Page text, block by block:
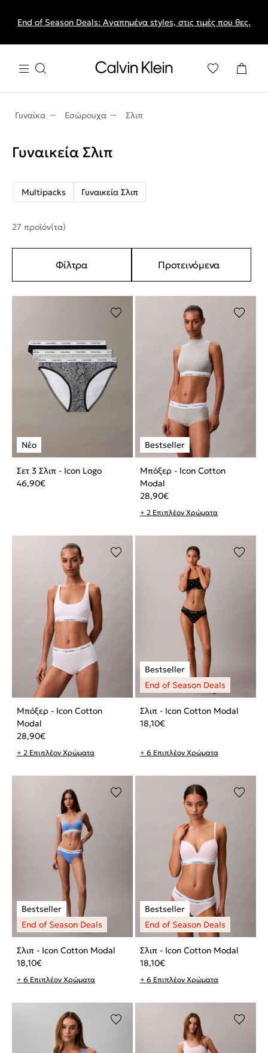
End of Season Deals: Αγαπημένα styles, στις τιμές που θες.
Γυναίκα Εσώρουχα Σλιπ
Γυναικεία Σλιπ
Multipacks Γυναικεία Σλιπ
27 προϊόν(τα)
Φίλτρα Προτεινόμενα
Σετ 3 Σλιπ - Icon Logo
46,90€
Μπόξερ - Icon Cotton
Modal
28,90€
+ 2 Επιπλέον Χρώματα
Μπόξερ - Icon Cotton
Modal
28,90€
+ 2 Επιπλέον Χρώματα
Σλιπ - Icon Cotton Modal
18,10€
+ 6 Επιπλέον Χρώματα
Σλιπ - Icon Cotton Modal
18,10€
+ 6 Επιπλέον Χρώματα
Σλιπ - Icon Cotton Modal
18,10€
+ 6 Επιπλέον Χρώματα